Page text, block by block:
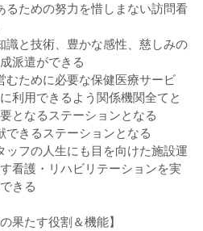
るための努力を惜しまない訪問看
識と技術、豊かな感性、慈しみの
派遣ができる
むために必要な保健医療サービ
利用できるよう関係機関全てと
となるステーションとなる
できるステーションとなる
ッフの人生にも目を向けた施設運
看護・リハビリテーションを実
きる
果たす役割＆機能】